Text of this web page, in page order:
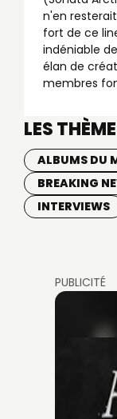
n'en resterait
fort de ce
indéniable
élan de
membres
LES
ALBUMS DU
BREAKING
INTERVIEWS
PUBLICITÉ